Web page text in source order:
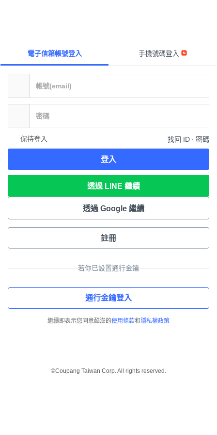
電子信箱帳號登入 手機號碼登入
保持登入 找回 ID ∙ 密碼
登入
透過 LINE 繼續
透過 Google 繼續
註冊
若你已設置通行金鑰
通行金鑰登入
繼續即表示您同意酷澎的使用條款和 隱私權政策
©Coupang Taiwan Corp. All rights reserved.